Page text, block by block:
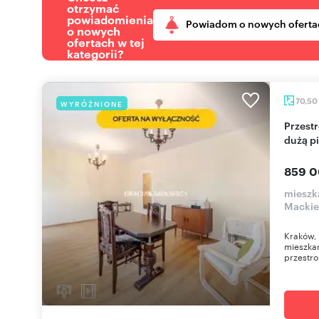
otrzymać
powiadomienia
o nowych
ofertach w tej
kategorii?
Powiadom o nowych
WYRÓŻNIONE 70,50
Przestronne 4-pokojowe mieszkanie z loggią i
dużą
859